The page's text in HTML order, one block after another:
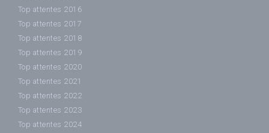
Top attentes 2016
Top attentes 2017
Top attentes 2018
Top attentes 2019
Top attentes 2020
Top attentes 2021
Top attentes 2022
Top attentes 2023
Top attentes 2024